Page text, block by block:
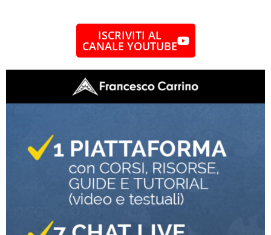
ISCRIVITI AL
CANALE YOUTUBE